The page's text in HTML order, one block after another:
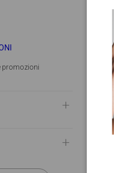
promozioni